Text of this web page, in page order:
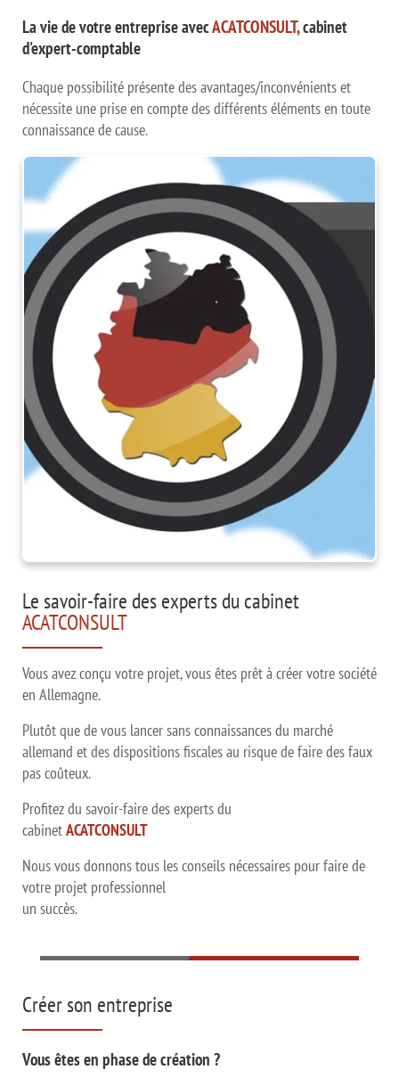
La vie de votre entreprise avecACATCONSULT,cabinet
d'expert-comptable
Chaque possibilité présente des avantages/inconvénients et
nécessite une prise en compte des différents éléments en toute
connaissance de cause.
Le savoir-faire des experts du cabinet
ACATCONSULT
Vous avez conçu votre projet, vous êtes prêt à créer votre société
en Allemagne.
Plutôt que de vous lancer sans connaissances du marché
allemand et des dispositions fiscales au risque de faire des faux
pas coûteux.
Profitez du savoir-faire des experts du
cabinetACATCONSULT
Nous vous donnons tous les conseils nécessaires pour faire de
votre projet professionnel
un succès.
Créer son entreprise
Vous êtes en phase de création ?